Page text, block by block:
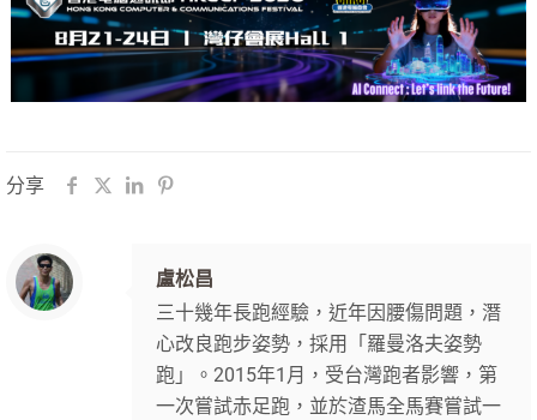
分享
盧松昌
三十幾年長跑經驗，近年因腰傷問題，潛
心改良跑步姿勢，採用「羅曼洛夫姿勢
跑」。2015年1月，受台灣跑者影響，第
一次嘗試赤足跑，並於渣馬全馬賽嘗試一